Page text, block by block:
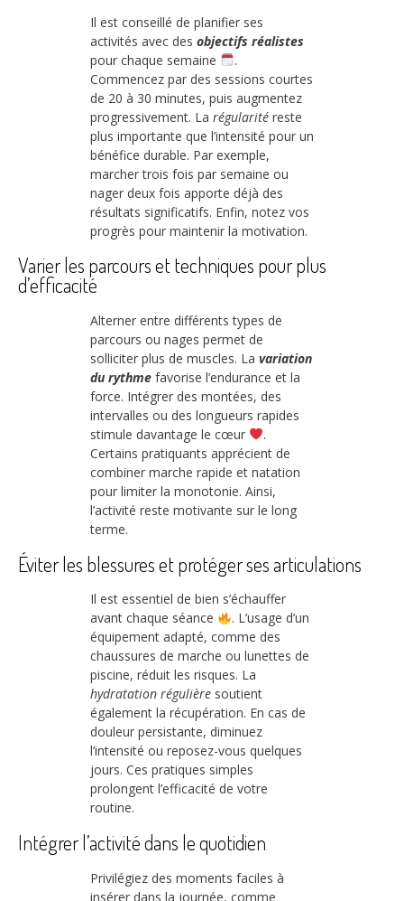
Il est conseillé de planifier ses
activités avec des objectifs réalistes
pour chaque semaine
.
Commencez par des sessions courtes
de 20 à 30 minutes, puis augmentez
progressivement. La régularité reste
plus importante que l’intensité pour un
bénéfice durable. Par exemple,
marcher trois fois par semaine ou
nager deux fois apporte déjà des
résultats significatifs. Enfin, notez vos
progrès pour maintenir la motivation.
Varier les parcours et techniques pour plus
d’efficacité
Alterner entre différents types de
parcours ou nages permet de
solliciter plus de muscles. La variation
du rythme favorise l’endurance et la
force. Intégrer des montées, des
intervalles ou des longueurs rapides
stimule davantage le cœur
.
Certains pratiquants apprécient de
combiner marche rapide et natation
pour limiter la monotonie. Ainsi,
l’activité reste motivante sur le long
terme.
Éviter les blessures et protéger ses articulations
Il est essentiel de bien s’échauffer
avant chaque séance
. L’usage d’un
équipement adapté, comme des
chaussures de marche ou lunettes de
piscine, réduit les risques. La
hydratation régulière soutient
également la récupération. En cas de
douleur persistante, diminuez
l’intensité ou reposez-vous quelques
jours. Ces pratiques simples
prolongent l’efficacité de votre
routine.
Intégrer l’activité dans le quotidien
Privilégiez des moments faciles à
insérer dans la journée, comme